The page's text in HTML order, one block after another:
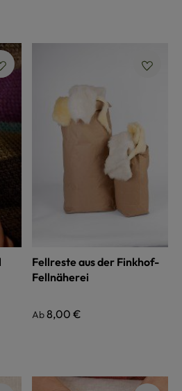
Fellreste aus der Finkhof-
Fellnäherei
Regulärer Preis:
Ab8,00 €